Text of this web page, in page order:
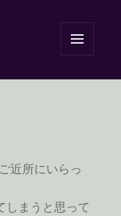
ーとウ
近所にいらっ
しまうと思って